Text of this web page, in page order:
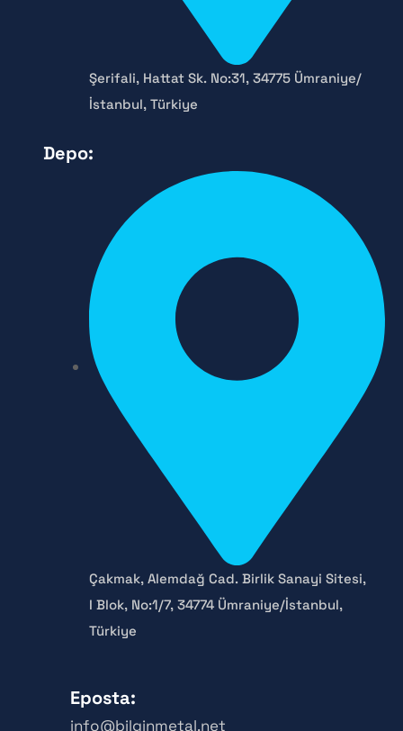
Şerifali, Hattat Sk. No:31, 34775 Ümraniye/
İstanbul, Türkiye
Depo:
Çakmak, Alemdağ Cad. Birlik Sanayi Sitesi,
I Blok, No:1/7, 34774 Ümraniye/İstanbul,
Türkiye
Eposta:
info@bilginmetal.net